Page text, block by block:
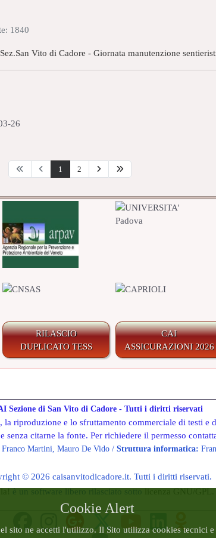
1840
26
1 2
RILASCIO
DUPLICATO TESS
CAI
ASSICURAZIONI 2026
Sezione di San Vito di Cadore - Tutti i diritti riservati
la riproduzione e lo sfruttamento commerciale di testi e
senza citarne la fonte. Per richiedere il permesso
Franco Martini, Mauro De Vido / Struttura informatica:
© 2026 caisanvitodicadore.it. Tutti i diritti riservati.
Cookie Alert
sito ne accetti l'utilizzo. Il Sito utilizza cookies tecnici